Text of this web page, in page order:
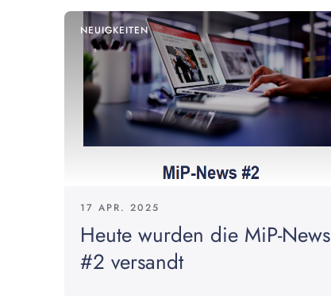
NEUIGKEITEN
17 APR. 2025
Heute wurden die MiP-News
#2 versandt